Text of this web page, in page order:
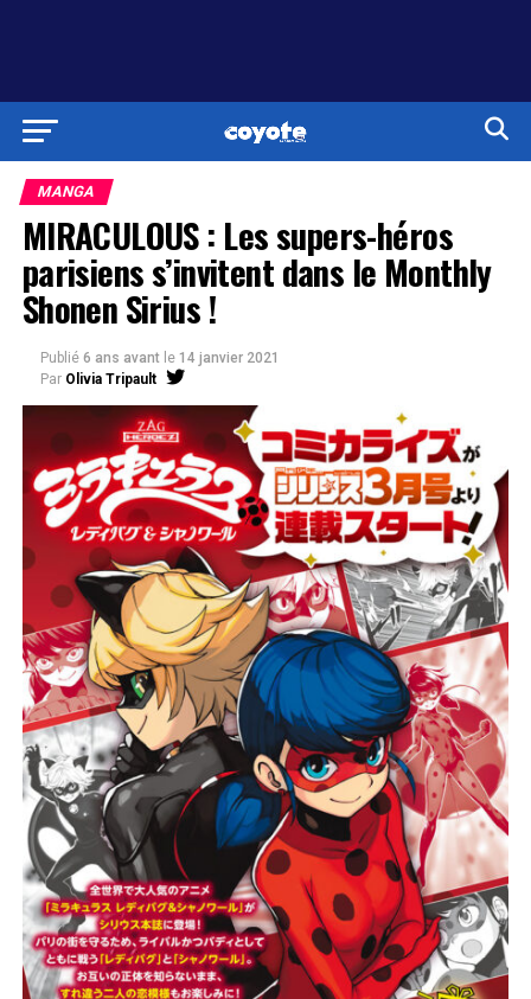
MANGA
MIRACULOUS : Les supers-héros
parisiens s’invitent dans le Monthly
Shonen Sirius !
Publié 6 ans avant le 14 janvier 2021
Par Olivia Tripault